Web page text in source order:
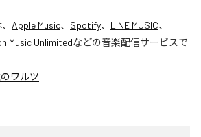
Apple Music、 Spotify、 LINE MUSIC、
Music Unlimitedなどの音楽配信サービスで
ワルツ